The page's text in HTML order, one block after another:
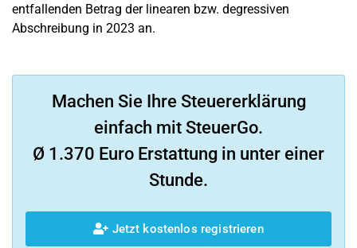
entfallenden Betrag der linearen bzw. degressiven
Abschreibung in 2023 an.
Machen Sie Ihre Steuererklärung
einfach mit SteuerGo.
Ø 1.370 Euro Erstattung in unter einer
Stunde.
Jetzt kostenlos registrieren